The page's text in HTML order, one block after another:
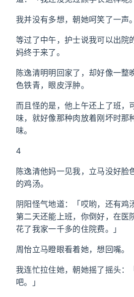
我并没有多想，朝她呵笑了一声。
等过了中午，护士说我可以出院
妈终于来了。
陈逸清明明回家了，却好像一整
色铁青，眼皮浮肿。
而且怪的是，他上午还上了班，
味，就好像那种肉放着刚坏时那
味。
4
陈逸清他妈一见我，立马没好脸
的鸡汤。
阴阳怪气地道：「哎哟，还有鸡
第二天还能上班，你倒好，在医
花了我家一千多的住院费。」
周怡立马瞪眼看着她，想回嘴。
我连忙拉住她，朝她摇了摇头：
吧。」